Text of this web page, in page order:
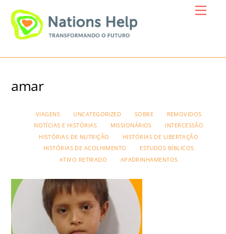
content
Menu
amar
VIAGENS UNCATEGORIZED SOBRE
REMOVIDOS
NOTÍCIAS E HISTÓRIAS
MISSIONÁRIOS
INTERCESSÃO
HISTÓRIAS DE NUTRIÇÃO
HISTÓRIAS DE LIBERTAÇÃO
HISTÓRIAS DE ACOLHIMENTO
ESTUDOS BÍBLICOS
ATIVO RETIRADO
APADRINHAMENTOS